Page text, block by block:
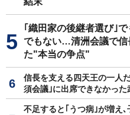
｢織田家の後継者選び｣
でもない…清洲会議で信
た"本当の争点"
信長を支える四天王の一人
須会議｣に出席できなかっ
不足すると｢うつ病｣が増え